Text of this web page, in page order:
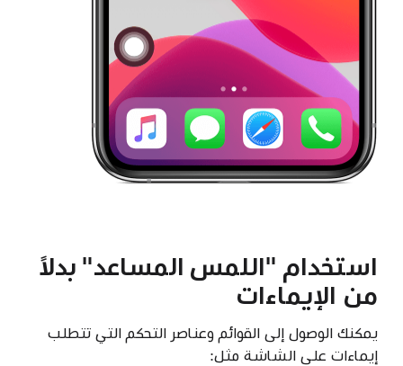
استخدام "اللمس المساعد" بدلاً
من الإيماءات
يمكنك الوصول إلى القوائم وعناصر التحكم التي تتطلب
إيماءات على الشاشة مثل: